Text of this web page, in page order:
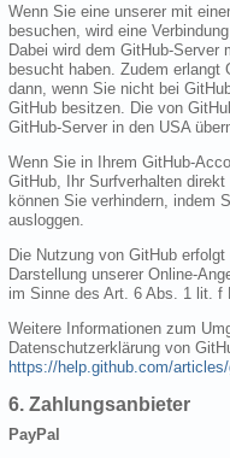
Wenn Sie eine unserer mit
besuchen, wird eine
Dabei wird dem GitHub-
besucht haben. Zudem
dann, wenn Sie nicht bei
GitHub besitzen. Die von
GitHub-Server in den USA
Wenn Sie in Ihrem GitHub-
GitHub, Ihr Surfverhalten
können Sie verhindern, indem
ausloggen.
Die Nutzung von GitHub
Darstellung unserer Online-
im Sinne des Art. 6 Abs. 1 lit. f
Weitere Informationen zum
Datenschutzerklärung von
https://help.github.com/
6. Zahlungsanbieter
PayPal